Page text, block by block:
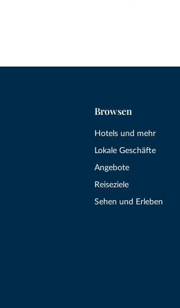
Browsen
Hotels und mehr
Lokale Geschäfte
Angebote
Reiseziele
Sehen und Erleben